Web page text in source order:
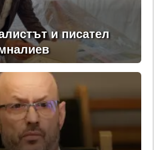
и писател